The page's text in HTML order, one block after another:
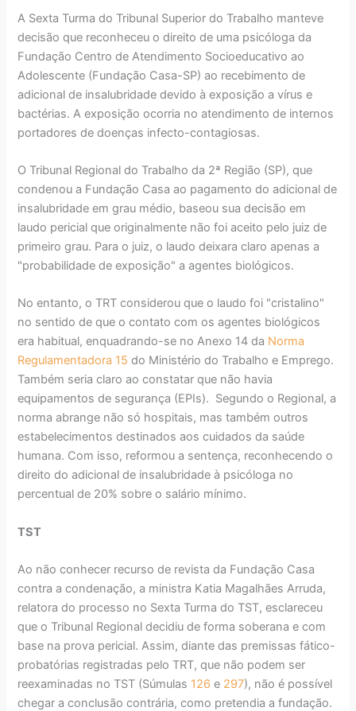
A Sexta Turma do Tribunal Superior do Trabalho manteve
decisão que reconheceu o direito de uma psicóloga da
Fundação Centro de Atendimento Socioeducativo ao
Adolescente (Fundação Casa-SP) ao recebimento de
adicional de insalubridade devido à exposição a vírus e
bactérias. A exposição ocorria no atendimento de internos
portadores de doenças infecto-contagiosas.
O Tribunal Regional do Trabalho da 2ª Região (SP), que
condenou a Fundação Casa ao pagamento do adicional de
insalubridade em grau médio, baseou sua decisão em
laudo pericial que originalmente não foi aceito pelo juiz de
primeiro grau. Para o juiz, o laudo deixara claro apenas a
"probabilidade de exposição" a agentes biológicos.
No entanto, o TRT considerou que o laudo foi "cristalino"
no sentido de que o contato com os agentes biológicos
era habitual, enquadrando-se no Anexo 14 da Norma
Regulamentadora 15 do Ministério do Trabalho e Emprego.
Também seria claro ao constatar que não havia
equipamentos de segurança (EPIs). Segundo o Regional, a
norma abrange não só hospitais, mas também outros
estabelecimentos destinados aos cuidados da saúde
humana. Com isso, reformou a sentença, reconhecendo o
direito do adicional de insalubridade à psicóloga no
percentual de 20% sobre o salário mínimo.
TST
Ao não conhecer recurso de revista da Fundação Casa
contra a condenação, a ministra Katia Magalhães Arruda,
relatora do processo no Sexta Turma do TST, esclareceu
que o Tribunal Regional decidiu de forma soberana e com
base na prova pericial. Assim, diante das premissas fático-
probatórias registradas pelo TRT, que não podem ser
reexaminadas no TST (Súmulas 126 e 297), não é possível
chegar a conclusão contrária, como pretendia a fundação.